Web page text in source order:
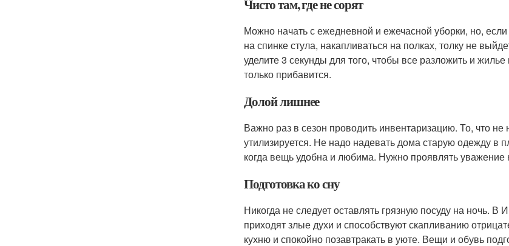
Чисто там, где не сорят
Можно начать с ежедневной и ежечасной уборки, но,
на спинке стула, накапливаться на полках, толку не
уделите 3 секунды для того, чтобы все разложить и
только прибавится.
Долой лишнее
Важно раз в сезон проводить инвентаризацию. То, что
утилизируется. Не надо надевать дома старую одежду
когда вещь удобна и любима. Нужно проявлять уважение
Подготовка ко сну
Никогда не следует оставлять грязную посуду на ночь. В
приходят злые духи и способствуют скапливанию
кухню и спокойно позавтракать в уюте. Вещи и обувь